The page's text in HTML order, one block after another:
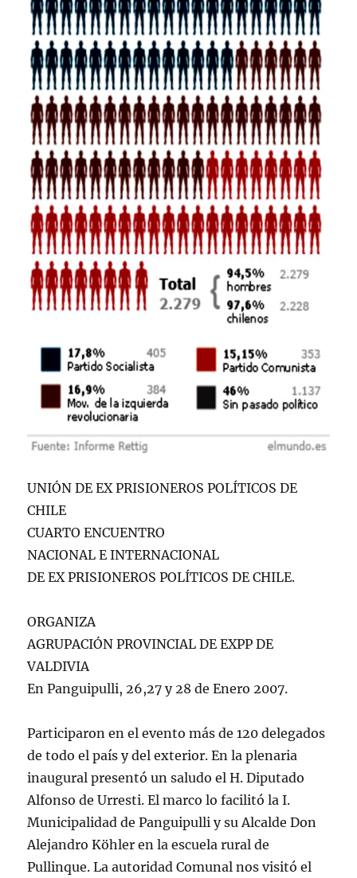
UNIÓN DE EX PRISIONEROS POLÍTICOS DE
CHILE
CUARTO ENCUENTRO
NACIONAL E INTERNACIONAL
DE EX PRISIONEROS POLÍTICOS DE CHILE.
ORGANIZA
AGRUPACIÓN PROVINCIAL DE EXPP DE
VALDIVIA
En Panguipulli, 26,27 y 28 de Enero 2007.
Participaron en el evento más de 120 delegados
de todo el país y del exterior. En la plenaria
inaugural presentó un saludo el H. Diputado
Alfonso de Urresti. El marco lo facilitó la I.
Municipalidad de Panguipulli y su Alcalde Don
Alejandro Köhler en la escuela rural de
Pullinque. La autoridad Comunal nos visitó el